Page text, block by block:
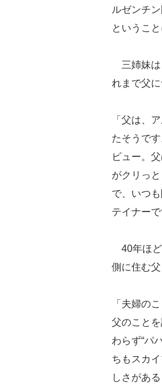
ルゼンチ
というこ
三姉妹は
れまで父
「父は、
たそうで
ビュー。
がクリっ
で、いつ
テイナー
40年ほど
側に住む父
「夫婦の
父のこと
わらず“パ
ちもスカ
しさがあ